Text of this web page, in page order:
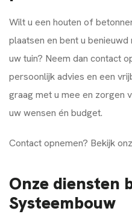
Wilt u een houten of
plaatsen en bent u
uw tuin? Neem dan contact
persoonlijk advies en een
graag met u mee en zorgen
uw wensen én budget.
Contact opnemen? Bekijk
Onze diensten
Systeembouw